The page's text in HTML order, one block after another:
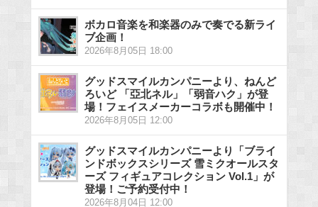
ボカロ音楽を和楽器のみで奏でる新ライ
ブ企画！
2026年8月05日 18:00
グッドスマイルカンパニーより、ねんど
ろいど 「亞北ネル」「弱音ハク」が登
場！フェイスメーカーコラボも開催中！
2026年8月05日 12:00
グッドスマイルカンパニーより「ブライ
ンドボックスシリーズ 雪ミクオールスタ
ーズ フィギュアコレクション Vol.1」が
登場！ご予約受付中！
2026年8月04日 12:00